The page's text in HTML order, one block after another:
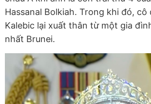
Hassanal Bolkiah. Trong khi đó, cô
Kalebic lại xuất thân từ một gia
nhất Brunei.